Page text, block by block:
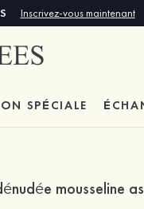
Inscrivez-vous maintenant
SPÉCIALE
mousseline